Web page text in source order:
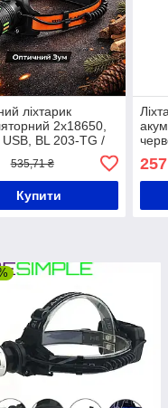
ліхтарик
2x18650,
USB, BL 203-TG /
на голову / Ліхтарик
535,71 ₴
Купити
257